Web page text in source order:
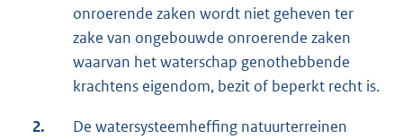
onroerende zaken wordt niet geheven ter
zake van ongebouwde onroerende zaken
waarvan het waterschap genothebbende
krachtens eigendom, bezit of beperkt recht is.
2.
De watersysteemheffing natuurterreinen